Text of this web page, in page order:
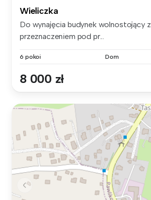
Wieliczka
Do wynajęcia budynek wolnostojący z
przeznaczeniem pod pr...
6 pokoi Dom
8 000 zł